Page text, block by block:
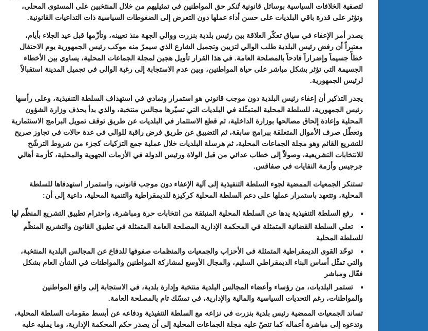
لتصفية الخلافات السياسية بوسائل قانونية تُنكر حق المواطنين في تمثيليهم من خلال المنتخبين على المستوى المحلي،
وتؤثر على قدرة باقي البلديات على حسن أداء عملها دون التعرض إلى الضغوطات السياسية ذات التداعيات القانونية.
يصدر أمر الإعفاء في سياق تعكّر العلاقة بين رئيس بلدية بنزرت ووالي الجهة منذ تعيينه، وتأزّمها قبل عيد الجلاء بأيام،
معتبراً أن رفض رئيس البلدية طلب الوالي لتزيين وتجميل الشارع الذي سيمرّ منه موكب رئيس الجمهورية يوم الاحتفال
خطأً جسيماً وإضراراً فادحاً بالمصلحة العامة. في هذا القرار تأويل هجين لمجلة الجماعات المحلية، يساوي بين الأخطاء
الجسيمة التي تؤثر بشكل مباشر على حياة المواطنين، وبين عدم الاستجابة إلى رغبة الوالي في تجميل المدينة استقبالاً
لرئيس الجمهورية.
يجدر التذكير أن إعفاء رئيس البلدية دون موجب قانوني هو استمرار وتمادي في استهداف السلطة التنفيذية، وعلى رأسها
رئيس الجمهورية، للسلطة المحلية المتمثّلة في البلديات التي تسيّرها مجالس منتخبة، والذي بدأ بحذف وزارة الشؤون
المحلية وإعادة إلحاق مصالحها بوزارة الداخلية، ثم قطع الاستثمار في البلديات عن طريق توقف تمويل البرامج الاستثمارية
وتعطّل صرف الأموال المتعلقة ببرامج سابقة، ثم التضييق عن طريق فرض راقبة للوالي في عدة حالات في تجاوز صريح
للتشريع القائم وهو مجلة الجماعات المحلية، ثم هرسلة البلديات خلال عملية جمع التزكيات كجزء من شروط الترشّح
للانتخابات التشريعية، وصولاً إلى خطاب عدائي من قبل الولاة ورئيس الدولة في الأزمات الجهوية والمحلية، كأزمة أهالي
جرجيس وأزمة النفايات في صفاقس.
تستنكر الجمعيات الممضية لجوء السلطة التنفيذية إلى آلية الإعفاء دون موجب قانوني، واستمرار استهدفاها للسلطة
المحلية، وتتعهد باستمرار عملها على دعم السلطة المحلية كركيزة للديمقراطية والتنمية المحلية، داعية إلى أن:
رفع السلطة التنفيذية يدها عن السلطة المحلية المنبثقة من انتخابات حرة ومباشرة، واحترام تطبيق التشريع المنظّم لها
تعلي السلطة القضائية المتمثلة في المحكمة الإدارية المصلحة العامة المتمثلة في تطبيق القانون والتشريع المنظّم
للسلطة المحلية
توحّد القوى الديمقراطية المتمثلة في الأحزاب والجمعيات والمنظمات صفوفها للدفاع عن المجالس البلدية المنتخبة،
والتي تمثّل أساس البناء الديمقراطي السليم، والمجال الأوسع لمشاركة المواطنين والمواطنات في الشأن العام بشكل
فعّال ومباشر
تستمر البلديات، من رؤساء وأعضاء المجالس البلدية منتخبة وإدارة بلدية، في الاستجابة إلى واقع المواطنين
والمواطنات، رغم التحديات السياسية والمالية والإدارية، في تمسّك تام بالمصلحة العامة.
تساند الجمعيات الممضية رئيس بلدية بنزرت في نزاعه مع السلطة التنفيذية ودفاعه عن أبسط مقومات السلطة المحلية،
وتدعوه إلى مباشرة أعماله كما تنصّ عليه مجلة الجماعات المحلية إلى أن يصدر حكم المحكمة الإدارية، وما يمليه عليه
المسرح الجامعي يقود رواده إلى الملتقيات
الدولية…التجربة العمانية نموذجا
عبد الستار الخليفي: مهم جدا أن يتواصل
الملتقى الدولي الحسين بوزيان للمسرح
الجامعي بوجودي أو بدونه
الدورة 24 للمعرض الجامعي تحت
إلى التميّز”